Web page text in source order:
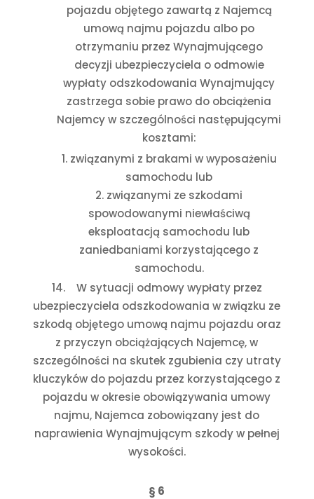
pojazdu objętego zawartą z Najemcą
umową najmu pojazdu albo po
otrzymaniu przez Wynajmującego
decyzji ubezpieczyciela o odmowie
wypłaty odszkodowania Wynajmujący
zastrzega sobie prawo do obciążenia
Najemcy w szczególności następującymi
kosztami:
związanymi z brakami w wyposażeniu
samochodu lub
związanymi ze szkodami
spowodowanymi niewłaściwą
eksploatacją samochodu lub
zaniedbaniami korzystającego z
samochodu.
14.
W sytuacji odmowy wypłaty przez
ubezpieczyciela odszkodowania w związku ze
szkodą objętego umową najmu pojazdu oraz
z przyczyn obciążających Najemcę, w
szczególności na skutek zgubienia czy utraty
kluczyków do pojazdu przez korzystającego z
pojazdu w okresie obowiązywania umowy
najmu, Najemca zobowiązany jest do
naprawienia Wynajmującym szkody w pełnej
wysokości.
§ 6